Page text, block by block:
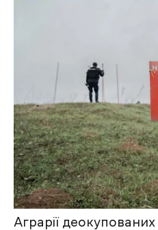
Аграрії